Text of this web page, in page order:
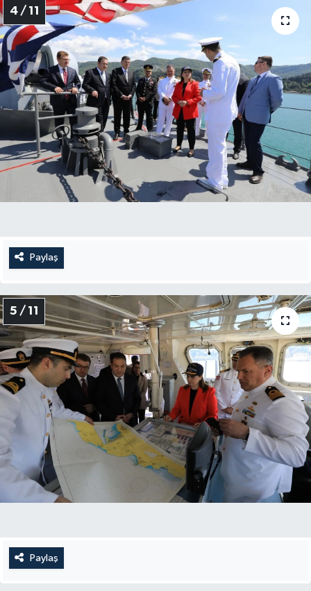
4 / 11
Paylaş
5 / 11
Paylaş